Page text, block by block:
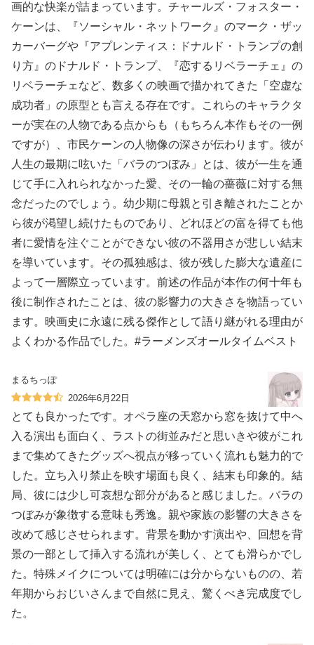
画的な快楽が詰まっています。チャールズ・フォスター・
ケーンは、『ソーシャル・ネットワーク』のマーク・ザッ
カーバーグや『アプレンティス：ドナルド・トランプの創
り方』のドナルド・トランプ、『恋するリベラーチェ』の
リベラーチェなど、数多くの映画で描かれてきた「空虚な
成功者」の原型とも言える存在です。これらのキャラクタ
ーが実在の人物である点からも（もちろん本作もその一例
ですが）、市民ケーンの人物像の深さが伝わります。彼が
人生の最期に呟いた「バラのつぼみ」とは、彼が一生を通
じて手に入れられなかった愛、その一輪の薔薇に対する無
念だったのでしょう。幼少期に母親と引き離されたことか
ら彼が渇望し続けたものであり、どれほどの富を得ても他
者に愛情を注ぐことができない彼の不器用さが悲しい結末
を導いています。その孤独感は、彼が残した膨大な遺産に
よって一層際立っています。前述の作品が本作の何十年も
後に制作されたことは、彼の影響力の大きさを物語ってい
ます。映画史に永遠に残る傑作として語り継がれる理由が
よくわかる作品でした。#ラーメンズオールタイムベスト
まるちっぽ
2026年6月22日
とても良かったです。オペラ座の天窓から窓を抜けて中へ
入る演出も面白く、ラストの街並みだと思いきや彼がこれ
まで集めてきたグッズへ視点が移っていく流れも魅力的で
した。立ち入り禁止を映す場面も良く、結末も印象的。結
局、彼には少し可哀想な部分があると感じました。バラの
つぼみが象徴する意味も秀逸。親や家族の影響の大きさを
改めて感じさせられます。背景を動かす演出や、回想を背
景の一部として挿入する流れが美しく、とても滑らかでし
た。特殊メイクについては明確には分からないものの、若
年期からおじいさんまで自然に見え、驚くべき完成度でし
た。